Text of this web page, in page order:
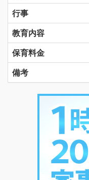
行事
教育内容
保育料金
備考